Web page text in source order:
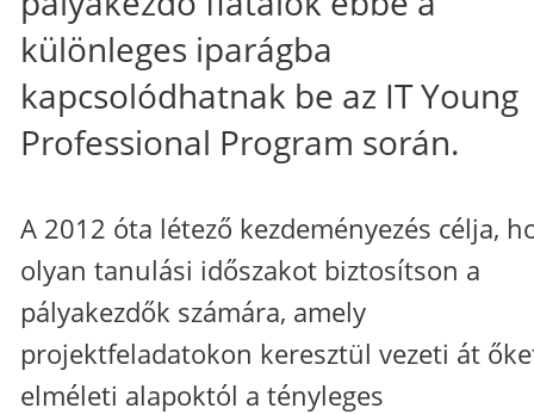
különleges iparágba
kapcsolódhatnak be az IT Young
Professional Program során.
A 2012 óta létező kezdeményezés célja,
olyan tanulási időszakot biztosítson a
pályakezdők számára, amely
projektfeladatokon keresztül vezeti át
elméleti alapoktól a tényleges